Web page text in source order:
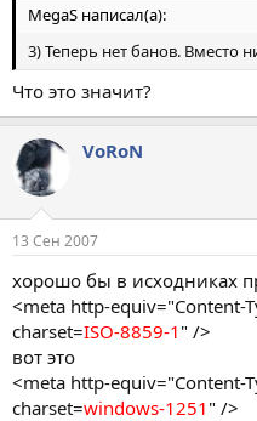
MegaS написал(а):
3) Теперь нет банов. Вместо
Что это значит?
VoRoN
13 Сен 2007
хорошо бы в исходниках
<meta http-equiv="Content-
charset=ISO-8859-1 " />
вот это
<meta http-equiv="Content-
charset=windows-1251 " />